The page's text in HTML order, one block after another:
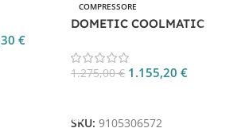
€
COMPRESSORE
DOMETIC COOLMATIC
1.275,00€ 1.155,20 €
SKU: 9105306572